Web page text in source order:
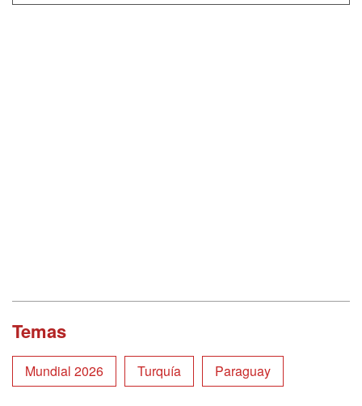
Temas
Mundial 2026 Turquía Paraguay